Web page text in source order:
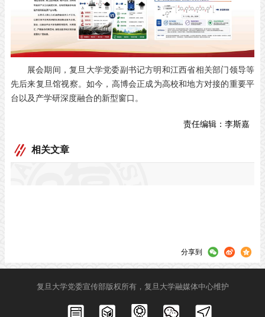
展会期间，复旦大学党委副书记方明和江西省相关部门领导等
先后来复旦馆视察。如今，高博会正成为高校和地方对接的重要平
台以及产学研深度融合的新型窗口。
责任编辑： 李斯嘉
相关文章
分享到
复旦大学党委宣传部版权所有，复旦大学融媒体中心维护